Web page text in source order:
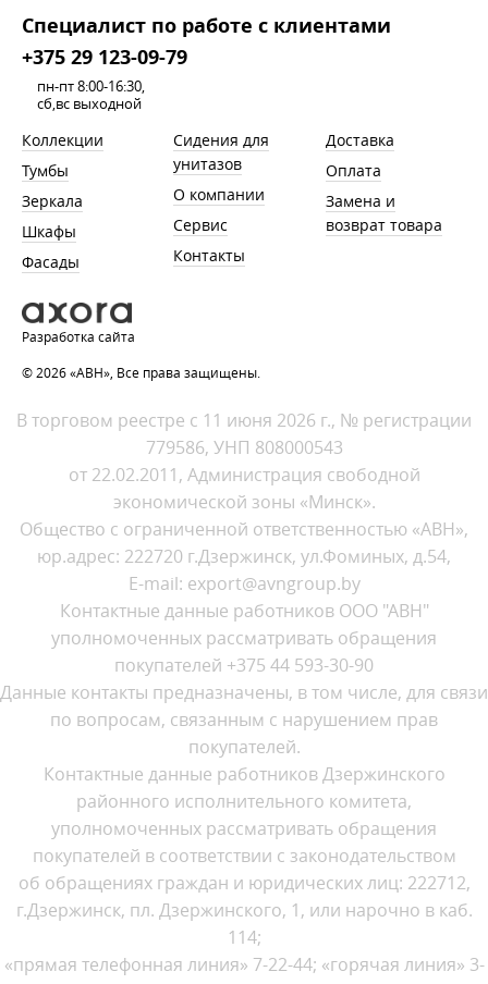
Cпециалист по работе с клиентами
+375 29 123-09-79
пн-пт 8:00-16:30,
сб,вс выходной
Коллекции
Тумбы
Зеркала
Шкафы
Фасады
Сидения для
унитазов
О компании
Сервис
Контакты
Доставка
Оплата
Замена и
возврат товара
Разработка сайта
© 2026 «АВН», Все права защищены.
В торговом реестре с 11 июня 2026 г., № регистрации
779586, УНП 808000543
от 22.02.2011, Администрация свободной
экономической зоны «Минск».
Общество с ограниченной ответственностью «АВН»,
юр.адрес: 222720 г.Дзержинск, ул.Фоминых, д.54,
E-mail: export@avngroup.by
Контактные данные работников ООО "АВН"
уполномоченных рассматривать обращения
покупателей +375 44 593-30-90
Данные контакты предназначены, в том числе, для связи
по вопросам, связанным с нарушением прав
покупателей.
Контактные данные работников Дзержинского
районного исполнительного комитета,
уполномоченных рассматривать обращения
покупателей в соответствии с законодательством
об обращениях граждан и юридических лиц: 222712,
г.Дзержинск, пл. Дзержинского, 1, или нарочно в каб.
114;
«прямая телефонная линия» 7-22-44; «горячая линия» 3-